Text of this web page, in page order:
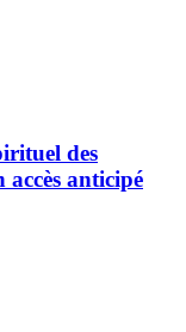
des
accès anticipé